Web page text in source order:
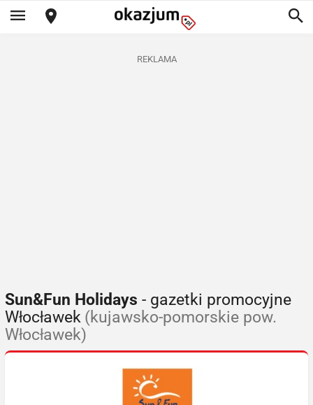
REKLAMA
Sun&Fun Holidays - gazetki promocyjne
Włocławek (kujawsko-pomorskie pow.
Włocławek)